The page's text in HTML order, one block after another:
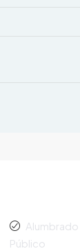
Alumbrado
Público